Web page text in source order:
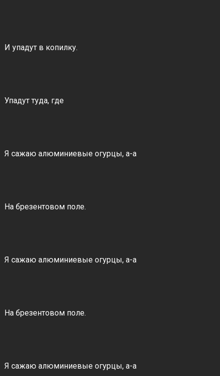
И упадут в копилку.
Упадут туда, где
Я сажаю алюминиевые огурцы, а-а
На брезентовом поле.
Я сажаю алюминиевые огурцы, а-а
На брезентовом поле.
Я сажаю алюминиевые огурцы, а-а